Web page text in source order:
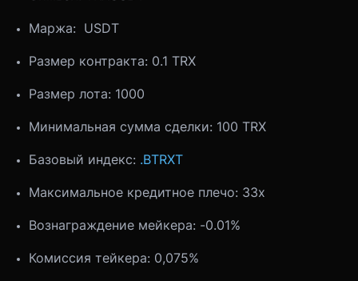
Маржа: USDT
Размер контракта: 0.1 TRX
Размер лота: 1000
Минимальная сумма сделки: 100 TRX
Базовый индекс: .BTRXT
Максимальное кредитное плечо: 33x
Вознаграждение мейкера: -0.01%
Комиссия тейкера: 0,075%